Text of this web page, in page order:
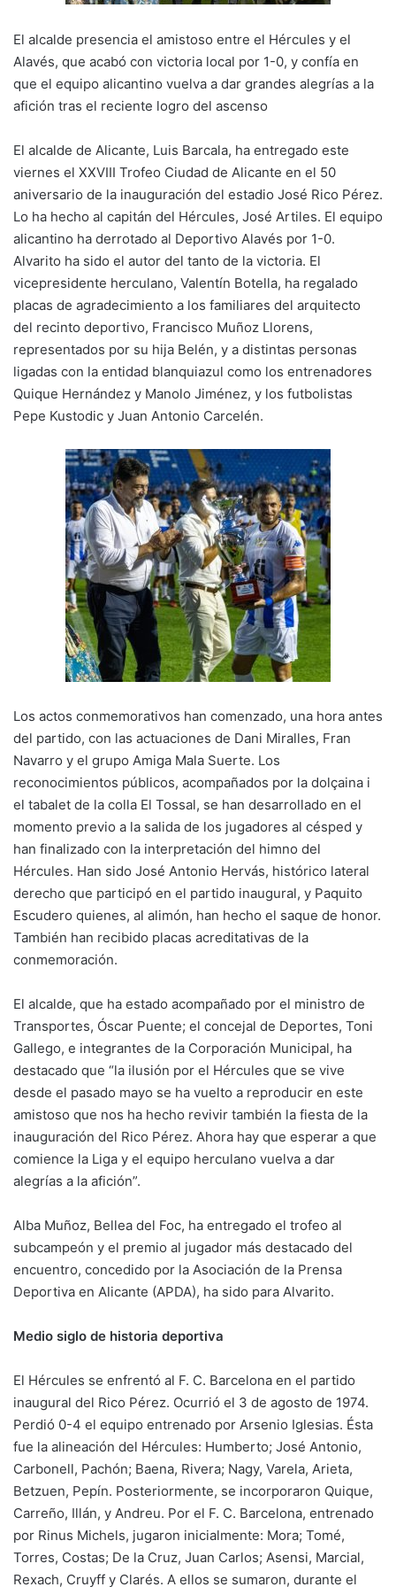
k
El alcalde presencia el amistoso entre el Hércules y el
Alavés, que acabó con victoria local por 1-0, y confía en
que el equipo alicantino vuelva a dar grandes alegrías a la
afición tras el reciente logro del ascenso
El alcalde de Alicante, Luis Barcala, ha entregado este
viernes el XXVIII Trofeo Ciudad de Alicante en el 50
aniversario de la inauguración del estadio José Rico Pérez.
Lo ha hecho al capitán del Hércules, José Artiles. El equipo
alicantino ha derrotado al Deportivo Alavés por 1-0.
Alvarito ha sido el autor del tanto de la victoria. El
vicepresidente herculano, Valentín Botella, ha regalado
placas de agradecimiento a los familiares del arquitecto
del recinto deportivo, Francisco Muñoz Llorens,
representados por su hija Belén, y a distintas personas
ligadas con la entidad blanquiazul como los entrenadores
Quique Hernández y Manolo Jiménez, y los futbolistas
Pepe Kustodic y Juan Antonio Carcelén.
Los actos conmemorativos han comenzado, una hora antes
del partido, con las actuaciones de Dani Miralles, Fran
Navarro y el grupo Amiga Mala Suerte. Los
reconocimientos públicos, acompañados por la dolçaina i
el tabalet de la colla El Tossal, se han desarrollado en el
momento previo a la salida de los jugadores al césped y
han finalizado con la interpretación del himno del
Hércules. Han sido José Antonio Hervás, histórico lateral
derecho que participó en el partido inaugural, y Paquito
Escudero quienes, al alimón, han hecho el saque de honor.
También han recibido placas acreditativas de la
conmemoración.
El alcalde, que ha estado acompañado por el ministro de
Transportes, Óscar Puente; el concejal de Deportes, Toni
Gallego, e integrantes de la Corporación Municipal, ha
destacado que “la ilusión por el Hércules que se vive
desde el pasado mayo se ha vuelto a reproducir en este
amistoso que nos ha hecho revivir también la fiesta de la
inauguración del Rico Pérez. Ahora hay que esperar a que
comience la Liga y el equipo herculano vuelva a dar
alegrías a la afición”.
Alba Muñoz, Bellea del Foc, ha entregado el trofeo al
subcampeón y el premio al jugador más destacado del
encuentro, concedido por la Asociación de la Prensa
Deportiva en Alicante (APDA), ha sido para Alvarito.
Medio siglo de historia deportiva
El Hércules se enfrentó al F. C. Barcelona en el partido
inaugural del Rico Pérez. Ocurrió el 3 de agosto de 1974.
Perdió 0-4 el equipo entrenado por Arsenio Iglesias. Ésta
fue la alineación del Hércules: Humberto; José Antonio,
Carbonell, Pachón; Baena, Rivera; Nagy, Varela, Arieta,
Betzuen, Pepín. Posteriormente, se incorporaron Quique,
Carreño, Illán, y Andreu. Por el F. C. Barcelona, entrenado
por Rinus Michels, jugaron inicialmente: Mora; Tomé,
Torres, Costas; De la Cruz, Juan Carlos; Asensi, Marcial,
Rexach, Cruyff y Clarés. A ellos se sumaron, durante el